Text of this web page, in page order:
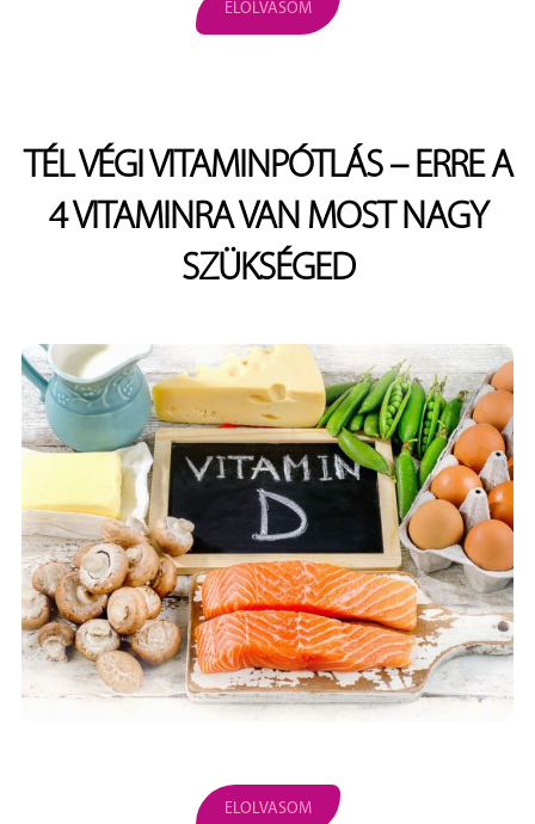
ELOLVASOM
TÉL VÉGI VITAMINPÓTLÁS – ERRE A
4 VITAMINRA VAN MOST NAGY
SZÜKSÉGED
ELOLVASOM